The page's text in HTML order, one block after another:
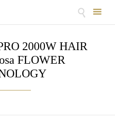

2000W HAIR
FLOWER